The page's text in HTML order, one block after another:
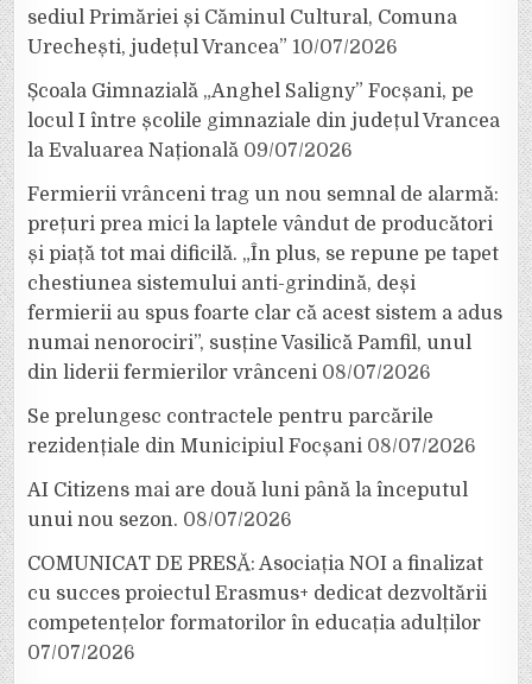
sediul Primăriei și Căminul Cultural, Comuna
Urechești, județul Vrancea” 10/07/2026
Școala Gimnazială „Anghel Saligny” Focșani, pe
locul I între școlile gimnaziale din județul Vrancea
la Evaluarea Națională 09/07/2026
Fermierii vrânceni trag un nou semnal de alarmă:
prețuri prea mici la laptele vândut de producători
și piață tot mai dificilă. „În plus, se repune pe tapet
chestiunea sistemului anti-grindină, deși
fermierii au spus foarte clar că acest sistem a adus
numai nenorociri”, susține Vasilică Pamfil, unul
din liderii fermierilor vrânceni 08/07/2026
Se prelungesc contractele pentru parcările
rezidențiale din Municipiul Focșani 08/07/2026
AI Citizens mai are două luni până la începutul
unui nou sezon. 08/07/2026
COMUNICAT DE PRESĂ: Asociația NOI a finalizat
cu succes proiectul Erasmus+ dedicat dezvoltării
competențelor formatorilor în educația adulților
07/07/2026